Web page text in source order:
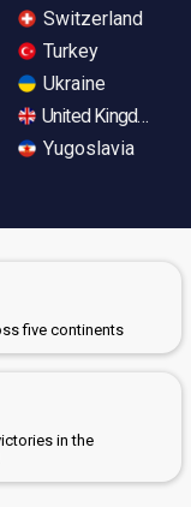
Switzerland
Turkey
Ukraine
United Kingdom
Yugoslavia
five continents
in the